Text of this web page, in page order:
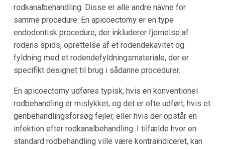
rodkanalbehandling. Disse er alle andre navne for
samme procedure. En apicoectomy er en type
endodontisk procedure, der inkluderer fjernelse af
rodens spids, oprettelse af et rodendekavitet og
fyldning med et rodendefyldningsmateriale, der er
specifikt designet til brug i sådanne procedurer.
En apicoectomy udføres typisk, hvis en konventionel
rodbehandling er mislykket, og det er ofte udført, hvis et
genbehandlingsforsøg fejler, eller hvis der opstår en
infektion efter rodkanalbehandling. I tilfælde hvor en
standard rodbehandling ville være kontraindiceret, kan